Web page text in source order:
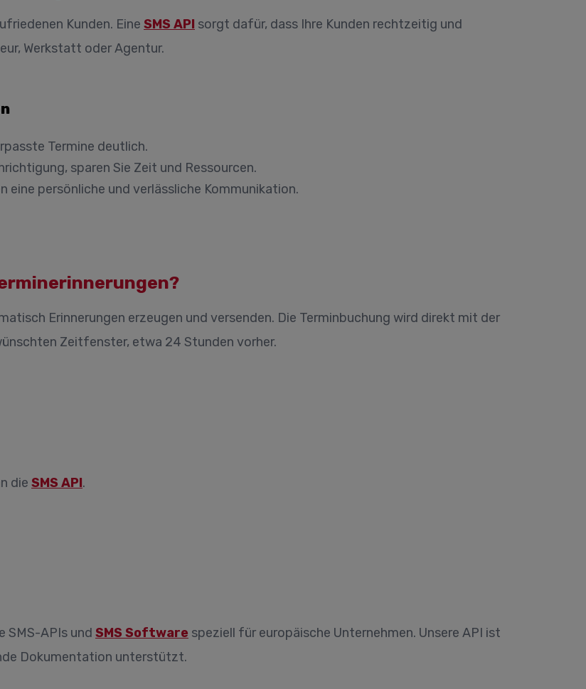
Kunden. Eine SMS API sorgt dafür, dass Ihre Kunden rechtzeitig und
Werkstatt oder Agentur.
Termine deutlich.
sparen Sie Zeit und Ressourcen.
eine persönliche und verlässliche Kommunikation.
Erinnerungen erzeugen und versenden. Die Terminbuchung wird direkt mit der
Zeitfenster, etwa 24 Stunden vorher.
die SMS API.
SMS-APIs und SMS Software speziell für europäische Unternehmen. Unsere API ist
Dokumentation unterstützt.